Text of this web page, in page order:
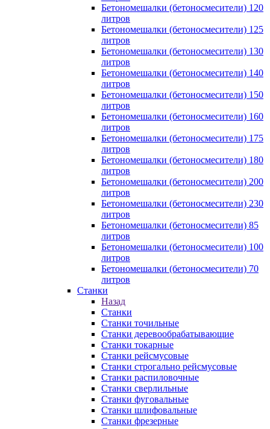
Бетономешалки (бетоносмесители) 120
литров
Бетономешалки (бетоносмесители) 125
литров
Бетономешалки (бетоносмесители) 130
литров
Бетономешалки (бетоносмесители) 140
литров
Бетономешалки (бетоносмесители) 150
литров
Бетономешалки (бетоносмесители) 160
литров
Бетономешалки (бетоносмесители) 175
литров
Бетономешалки (бетоносмесители) 180
литров
Бетономешалки (бетоносмесители) 200
литров
Бетономешалки (бетоносмесители) 230
литров
Бетономешалки (бетоносмесители) 85
литров
Бетономешалки (бетоносмесители) 100
литров
Бетономешалки (бетоносмесители) 70
литров
Станки
Назад
Станки
Станки точильные
Станки деревообрабатывающие
Станки токарные
Станки рейсмусовые
Станки строгально рейсмусовые
Станки распиловочные
Станки сверлильные
Станки фуговальные
Станки шлифовальные
Станки фрезерные